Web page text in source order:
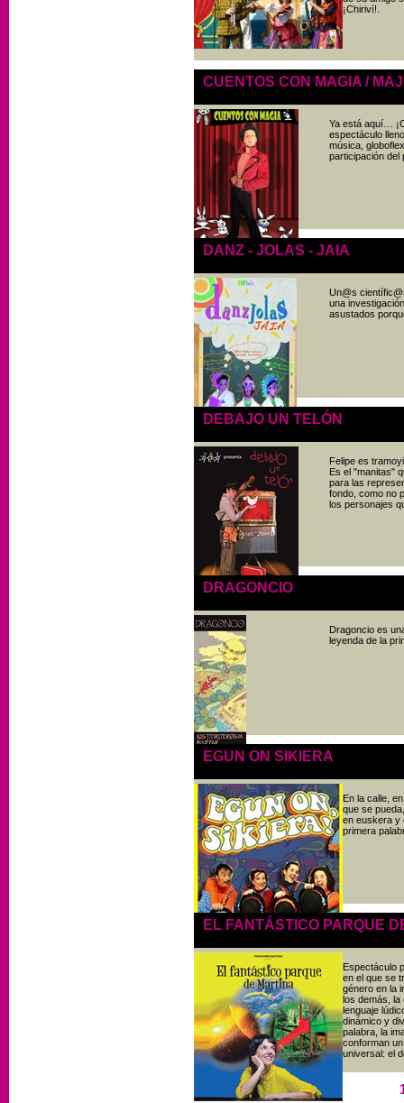
¡Chiriví!.
CUENTOS CON MAGIA /
Ya está aquí…
espectáculo
música,
participación del
DANZ - JOLAS - JAIA
Un@s
una
asustados
DEBAJO UN TELÓN
Felipe es
Es el "manitas"
para las
fondo, como no
los personajes
DRAGONCIO
Dragoncio es
leyenda de la
EGUN ON SIKIERA
En la calle,
que se
en euskera y
primera
EL FANTÁSTICO PARQUE
Espectáculo
en el que se
género en la
los demás, la
lenguaje
dinámico y
palabra, la
conforman
universal: el